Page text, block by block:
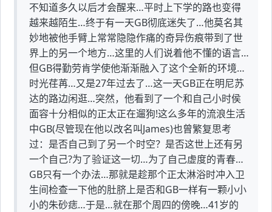
不知道多久以后才会醒来…平时上下学的路也变得
越来越陌生…终于有一天GB彻底迷失了…他莫名其
妙地被他手臂上常常隐隐作痛的奇异伤痕带到了世
界上的另一个地方…这里的人们说着他不懂的语言…
但GB得勤劳肯学使他渐渐融入了这个全新的环境…
时光荏苒…又是27年过去了…这一天GB正在明尼苏
达的路边闲逛…突然，他看到了一个和自己小时侯
面容十分相似的正太正在遛狗!这么多年的流浪生活
中GB(尽管现在他以改名叫James)也曾繁复思考
过：是否自己到了另一个时空？是否这世上还有另
一个自己?为了验证这一切…为了自己虚度的青春…
GB只有一个办法…那就是趁那个正太淋浴时冲入卫
生间检查一下他的肚脐上是否和GB一样有一颗小小
小的朱砂痣…于是…就在那个周四的傍晚…41岁的